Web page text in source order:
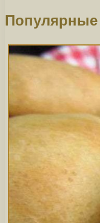
Популярные